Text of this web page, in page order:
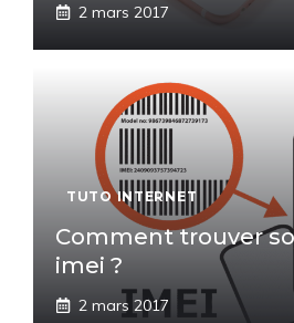
2 mars 2017
TUTO INTERNET
Comment trouver
imei ?
2 mars 2017